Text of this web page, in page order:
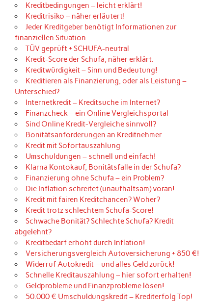
Kreditbedingungen – leicht erklärt!
Kreditrisiko – näher erläutert!
Jeder Kreditgeber benötigt Informationen zur
finanziellen Situation
TÜV geprüft + SCHUFA-neutral
Kredit-Score der Schufa, näher erklärt.
Kreditwürdigkeit – Sinn und Bedeutung!
Kreditieren als Finanzierung, oder als Leistung –
Unterschied?
Internetkredit – Kreditsuche im Internet?
Finanzcheck – ein Online Vergleichsportal
Sind Online Kredit-Vergleiche sinnvoll?
Bonitätsanforderungen an Kreditnehmer
Kredit mit Sofortauszahlung
Umschuldungen – schnell und einfach!
Klarna Kontokauf, Bonitätsfalle in der Schufa?
Finanzierung ohne Schufa – ein Problem?
Die Inflation schreitet (unaufhaltsam) voran!
Kredit mit fairen Kreditchancen? Woher?
Kredit trotz schlechtem Schufa-Score!
Schwache Bonität? Schlechte Schufa? Kredit
abgelehnt?
Kreditbedarf erhöht durch Inflation!
Versicherungsvergleich Autoversicherung + 850 €!
Widerruf Autokredit – und alles Geld zurück!
Schnelle Kreditauszahlung – hier sofort erhalten!
Geldprobleme und Finanzprobleme lösen!
50.000 € Umschuldungskredit – Krediterfolg Top!